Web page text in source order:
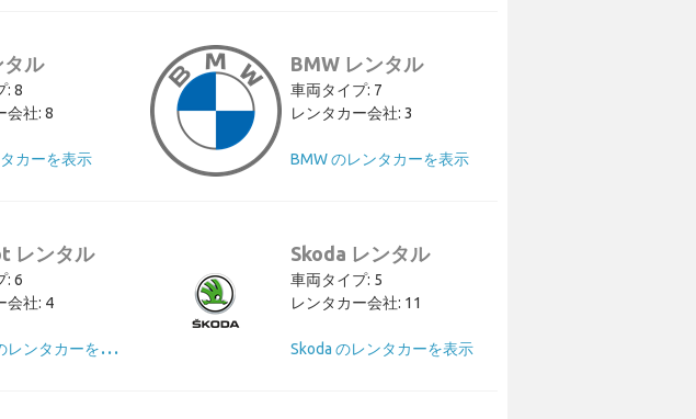
タル
: 8
会社: 8
カーを表示
BMW レンタル
車両タイプ: 7
レンタカー会社: 3
BMW のレンタカーを表示
レンタル
: 6
会社: 4
P
eugeot のレンタカーを表示
Skoda レンタル
車両タイプ: 5
レンタカー会社: 11
Skoda のレンタカーを表示